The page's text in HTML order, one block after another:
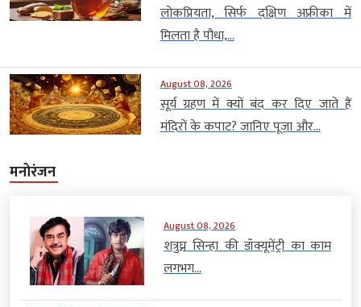
लोकप्रियता, सिर्फ दक्षिण अफ्रीका में
मिलता है पौधा,...
August 08, 2026
सूर्य ग्रहण में क्यों बंद कर दिए जाते हैं
मंदिरों के कपाट? जानिए पूजा और...
मनोरंजन
August 08, 2026
शत्रुघ्न सिन्हा की डॉक्यूमेंट्री का काम
लगभग...